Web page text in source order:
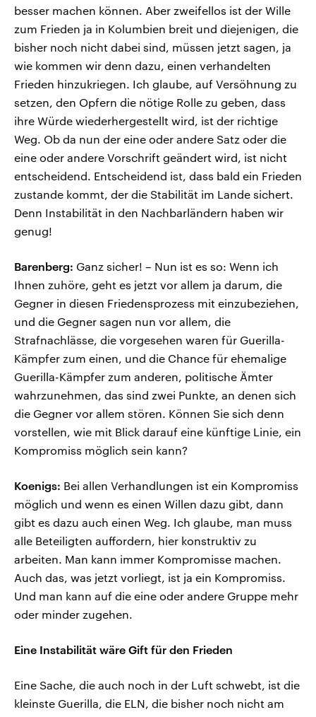
besser machen können. Aber zweifellos ist der Wille
zum Frieden ja in Kolumbien breit und diejenigen, die
bisher noch nicht dabei sind, müssen jetzt sagen, ja
wie kommen wir denn dazu, einen verhandelten
Frieden hinzukriegen. Ich glaube, auf Versöhnung zu
setzen, den Opfern die nötige Rolle zu geben, dass
ihre Würde wiederhergestellt wird, ist der richtige
Weg. Ob da nun der eine oder andere Satz oder die
eine oder andere Vorschrift geändert wird, ist nicht
entscheidend. Entscheidend ist, dass bald ein Frieden
zustande kommt, der die Stabilität im Lande sichert.
Denn Instabilität in den Nachbarländern haben wir
genug!
Barenberg: Ganz sicher! – Nun ist es so: Wenn ich
Ihnen zuhöre, geht es jetzt vor allem ja darum, die
Gegner in diesen Friedensprozess mit einzubeziehen,
und die Gegner sagen nun vor allem, die
Strafnachlässe, die vorgesehen waren für Guerilla-
Kämpfer zum einen, und die Chance für ehemalige
Guerilla-Kämpfer zum anderen, politische Ämter
wahrzunehmen, das sind zwei Punkte, an denen sich
die Gegner vor allem stören. Können Sie sich denn
vorstellen, wie mit Blick darauf eine künftige Linie, ein
Kompromiss möglich sein kann?
Koenigs: Bei allen Verhandlungen ist ein Kompromiss
möglich und wenn es einen Willen dazu gibt, dann
gibt es dazu auch einen Weg. Ich glaube, man muss
alle Beteiligten auffordern, hier konstruktiv zu
arbeiten. Man kann immer Kompromisse machen.
Auch das, was jetzt vorliegt, ist ja ein Kompromiss.
Und man kann auf die eine oder andere Gruppe mehr
oder minder zugehen.
Eine Instabilität wäre Gift für den Frieden
Eine Sache, die auch noch in der Luft schwebt, ist die
kleinste Guerilla, die ELN, die bisher noch nicht am